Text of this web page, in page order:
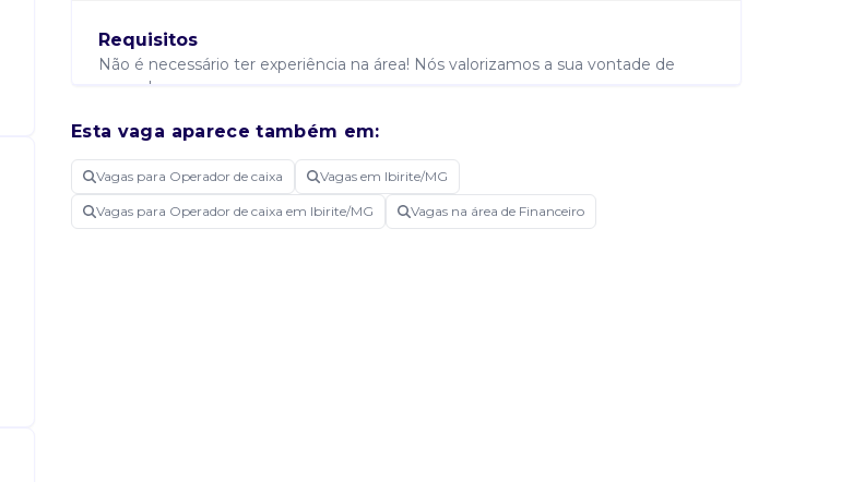
Requisitos
Não é necessário ter experiência na área! Nós valorizamos a sua vontade de
aprender.
Atribuições
O que você vai fazer: • registrar mercadorias com atenção e agilidade. • receber
pagamentos e emitir cupons fiscais. • realizar a abertura e o fechamento do
caixa. • prestar um atendimento cordial e acolhedor aos clientes.
Esta vaga aparece também em:
Vagas para Operador de caixa Vagas em Ibirite/MG
Vagas para Operador de caixa em Ibirite/MG Vagas na área de Financeiro